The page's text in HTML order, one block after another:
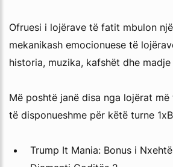
Ofruesi i lojërave të fatit mbulon
mekanikash emocionuese të
historia, muzika, kafshët dhe
Më poshtë janë disa nga lojërat
të disponueshme për këtë turne
Trump It Mania: Bonus i Nxehtë